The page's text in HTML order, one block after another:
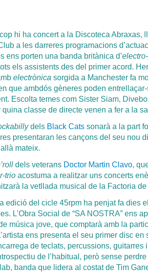
hi ha concert a la Discoteca Abraxas,
a les darreres programacions
ens porten una banda britànica d’
els assistents des del primer acord.
electrònica sorgida a Manchester fa
que ambdós gèneres poden
Escolta temes com Sister Siam,
quina classe de directe venen a fer a la
dels Black Cats sonarà a la part
presentaran les cançons del seu nou
mateix.
dels veterans Doctor Martin Clavo,
trio acostuma a realitzar uns concerts
la vetllada musical de la Factoria
edició del cicle 45rpm ha penjat fa dies
L’Obra Social de “SA NOSTRA” ens
música jove, que comptarà amb la
ens presenta el seu primer disc en
de teclats, percussions, guitarres
de l’habitual, però sense
banda que lidera al costat de Tim